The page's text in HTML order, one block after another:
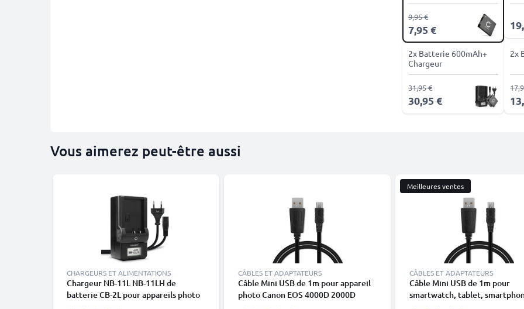
7,95 €
9,95 €
2x Batterie 600mAh+
Chargeur
30,95 €
31,95 €
2x
Vous aimerez peut-être aussi
CHARGEURS ET ALIMENTATIONS
Chargeur NB-11L NB-11LH de
batterie CB-2L pour appareils photo
CÂBLES ET ADAPTATEURS
Câble Mini USB de 1m pour appareil
photo Canon EOS 4000D 2000D
Meilleures ventes
CÂBLES ET ADAPTATEURS
Câble Mini USB de 1m pour
smartwatch, tablet,